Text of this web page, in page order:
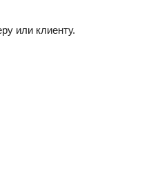
или клиенту.